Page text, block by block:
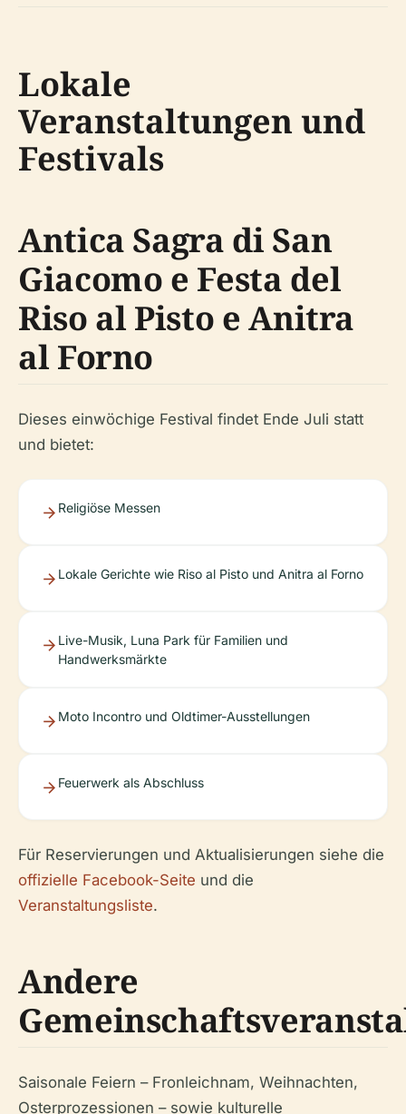
Lokale
Veranstaltungen und
Festivals
Antica Sagra di San
Giacomo e Festa del
Riso al Pisto e Anitra
al Forno
Dieses einwöchige Festival findet Ende Juli statt
und bietet:
Religiöse Messen
Lokale Gerichte wie Riso al Pisto und Anitra al Forno
Live-Musik, Luna Park für Familien und
Handwerksmärkte
Moto Incontro und Oldtimer-Ausstellungen
Feuerwerk als Abschluss
Für Reservierungen und Aktualisierungen siehe die
offizielle Facebook-Seite und die
Veranstaltungsliste.
Andere
Saisonale Feiern – Fronleichnam, Weihnachten,
Osterprozessionen – sowie kulturelle